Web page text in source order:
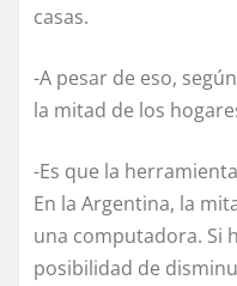
casas.
-A pesar de eso,
la mitad de los
-Es que la
En la Argentina, la
una computadora. Si
posibilidad de